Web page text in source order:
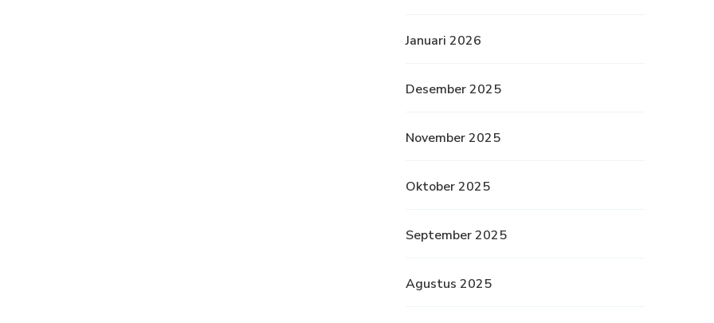
Januari 2026
Desember 2025
November 2025
Oktober 2025
September 2025
Agustus 2025